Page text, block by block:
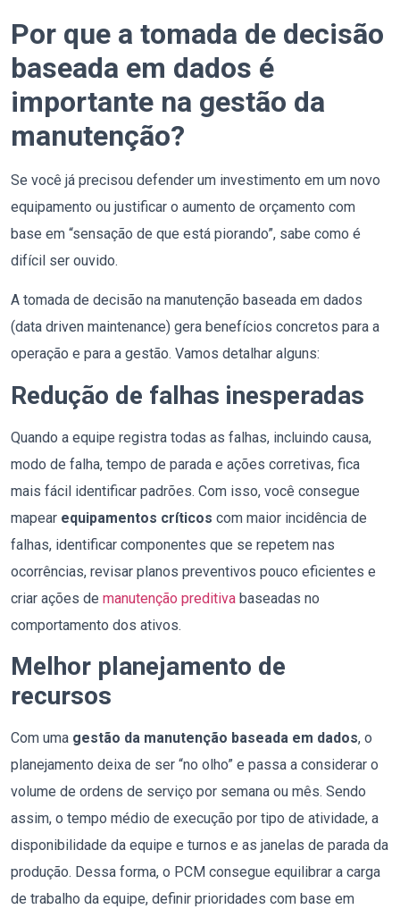
Por que a tomada de decisão
baseada em dados é
importante na gestão da
manutenção?
Se você já precisou defender um investimento em um novo
equipamento ou justificar o aumento de orçamento com
base em “sensação de que está piorando”, sabe como é
difícil ser ouvido.
A tomada de decisão na manutenção baseada em dados
(data driven maintenance) gera benefícios concretos para a
operação e para a gestão. Vamos detalhar alguns:
Redução de falhas inesperadas
Quando a equipe registra todas as falhas, incluindo causa,
modo de falha, tempo de parada e ações corretivas, fica
mais fácil identificar padrões. Com isso, você consegue
mapear equipamentos críticos com maior incidência de
falhas, identificar componentes que se repetem nas
ocorrências, revisar planos preventivos pouco eficientes e
criar ações de manutenção preditiva baseadas no
comportamento dos ativos.
Melhor planejamento de
recursos
Com uma gestão da manutenção baseada em dados, o
planejamento deixa de ser “no olho” e passa a considerar o
volume de ordens de serviço por semana ou mês. Sendo
assim, o tempo médio de execução por tipo de atividade, a
disponibilidade da equipe e turnos e as janelas de parada da
produção. Dessa forma, o PCM consegue equilibrar a carga
de trabalho da equipe, definir prioridades com base em